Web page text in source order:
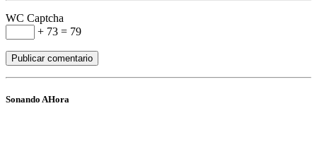
WC Captcha
+ 73 = 79
Sonando AHora